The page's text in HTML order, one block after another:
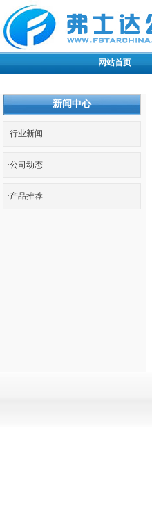
网站首页
新闻中心
·行业新闻
·公司动态
·产品推荐